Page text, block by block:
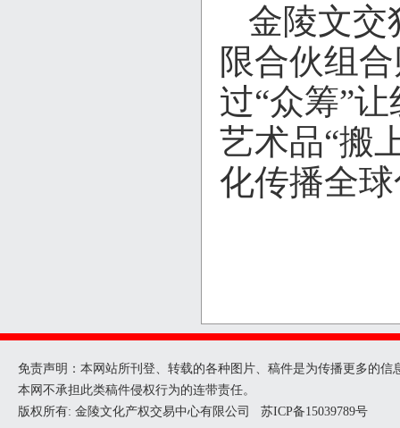
金陵文交
限合伙组
过“众筹”
艺术品“搬
化传播全
免责声明：本网站所刊登、转载的各种图片、稿件是为传播更多的信
本网不承担此类稿件侵权行为的连带责任。
版权所有: 金陵文化产权交易中心有限公司
苏ICP备15039789号